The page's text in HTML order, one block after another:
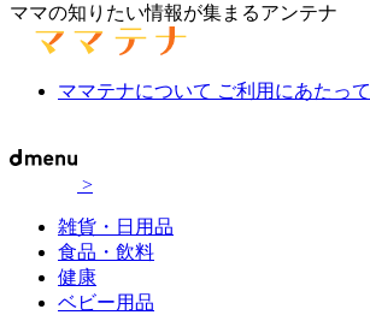
ママの知りたい情報が集まるアンテナ
ママテナについて ご利用にあたって
>
雑貨・日用品
食品・飲料
健康
ベビー用品